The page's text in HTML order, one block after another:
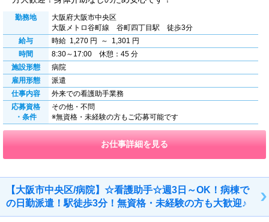
勤務地
大阪府大阪市中央区
大阪メトロ谷町線 谷町四丁目駅 徒歩3分
給与
時給 1,270 円 ～ 1,301 円
時間
8:30～17:00 休憩：45 分
施設形態
病院
雇用形態
派遣
仕事内容
外来での看護助手業務
応募資格
・条件
その他・不問
※無資格・未経験の方もご応募可能です
お仕事詳細を見る
【大阪市中央区/病院】☆看護助手☆週3日～OK！病棟で
の日勤派遣！駅徒歩3分！無資格・未経験の方も大歓迎♪